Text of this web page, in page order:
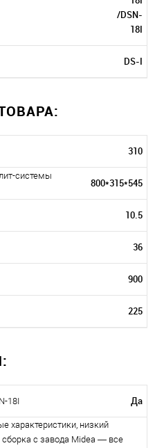
/DSN-
18I
DS-I
310
системы
800*315*545
10.5
36
900
225
18I Да
характеристики, низкий
с завода Midea — все